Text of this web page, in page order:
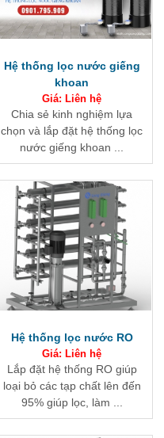
Hệ thống lọc nước giếng
khoan
Giá: Liên hệ
Chia sẻ kinh nghiệm lựa
chọn và lắp đặt hệ thống lọc
nước giếng khoan ...
Hệ thống lọc nước RO
Giá: Liên hệ
Lắp đặt hệ thống RO giúp
loại bỏ các tạp chất lên đến
95% giúp lọc, làm ...